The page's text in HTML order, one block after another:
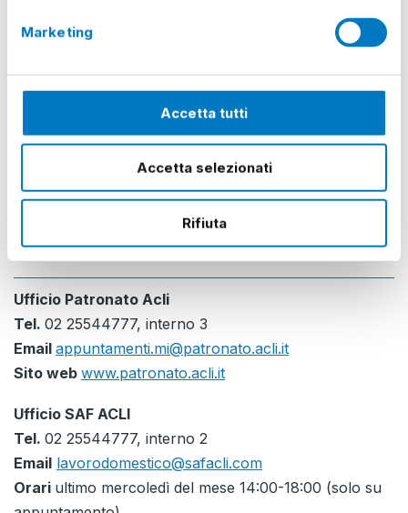
Marketing
Accetta tutti
Accetta selezionati
Rifiuta
Sab, 22/08/2026:
Chiuso
Mer, 26/08/2026:
Chiuso
Gio, 27/08/2026:
Chiuso
Ven, 28/08/2026:
Chiuso
Chiuso
Dom, 30/08/2026:
Chiuso
Ufficio Patronato Acli
Tel. 02 25544777, interno 3
Email appuntamenti.mi@patronato.acli.it
Sito web www.patronato.acli.it
Ufficio SAF ACLI
Tel. 02 25544777, interno 2
Email lavorodomestico@safacli.com
Orari ultimo mercoledì del mese 14:00-18:00 (solo su